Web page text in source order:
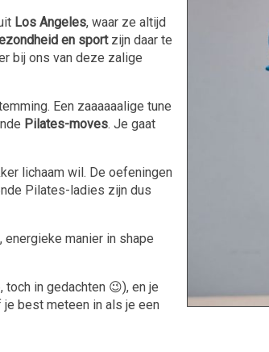
Los Angeles, waar ze altijd
en sport zijn daar te
bij ons van deze zalige
Een zaaaaaalige tune
Pilates-moves. Je gaat
lichaam wil. De oefeningen
Pilates-ladies zijn dus
energieke manier in shape
toch in gedachten 😉), en je
best meteen in als je een